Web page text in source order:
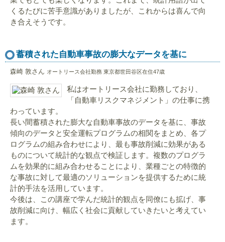
くるたびに苦手意識がありましたが、これからは喜んで向
き合えそうです。
蓄積された自動車事故の膨大なデータを基に
森崎 敦さん オートリース会社勤務 東京都世田谷区在住47歳
私はオートリース会社に勤務しており、
「自動車リスクマネジメント」の仕事に携
わっています。
長い間蓄積された膨大な自動車事故のデータを基に、事故
傾向のデータと安全運転プログラムの相関をまとめ、各プ
ログラムの組み合わせにより、最も事故削減に効果がある
ものについて統計的な観点で検証します。複数のプログラ
ムを効果的に組み合わせることにより、業種ごとの特徴的
な事故に対して最適のソリューションを提供するために統
計的手法を活用しています。
今後は、この講座で学んだ統計的観点を同僚にも拡げ、事
故削減に向け、幅広く社会に貢献していきたいと考えてい
ます。